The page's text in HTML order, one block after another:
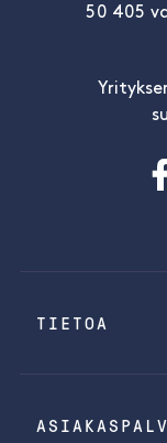
50 405
TIETOA